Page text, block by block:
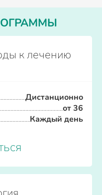
к лечению
Дистанционно
от 36
Каждый день